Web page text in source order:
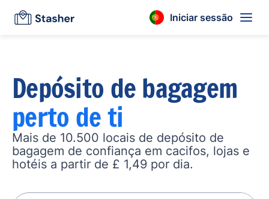
Iniciar sessão
Depósito de bagagem
perto de ti
Mais de 10.500 locais de depósito de
bagagem de confiança em cacifos, lojas e
hotéis a partir de £ 1,49 por dia.